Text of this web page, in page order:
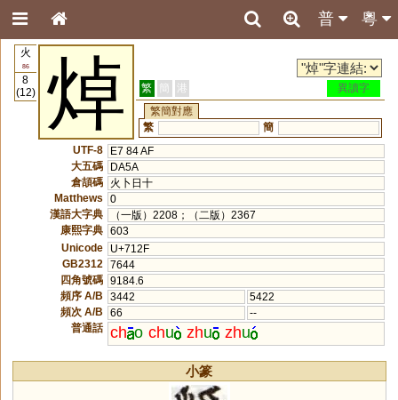
粵
普
火
86
8
(12)
焯 繁 簡 港
異讀字
繁簡對應
繁
簡
UTF-8
E7 84 AF
大五碼
DA5A
倉頡碼
火卜日十
Matthews
0
漢語大字典
（一版）2208；（二版）2367
康熙字典 603
Unicode
U+712F
GB2312
7644
四角號碼 9184.6
頻序 A/B
3442
5422
頻次 A/B
66
--
普通話 ch o chu zhu zhu
小篆